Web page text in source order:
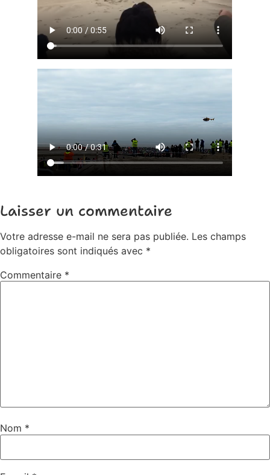
Laisser un commentaire
Votre adresse e-mail ne sera pas publiée. Les champs
obligatoires sont indiqués avec *
Commentaire *
Nom *